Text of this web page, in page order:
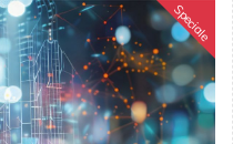
Speciale